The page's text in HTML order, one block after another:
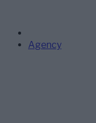
Agency